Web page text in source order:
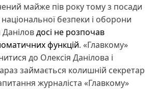
майже пів року тому з посади
безпеки і оборони
Даніловдосі не розпочав
функцій. «Главкому»
до Олексія Данілова і
займається колишній секретар
журналіста «Главкому»